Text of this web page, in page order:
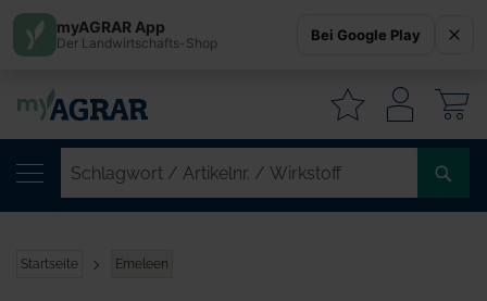
Startseite Emeleen
myAGRAR App
Der Landwirtschafts-Shop Bei Google Play